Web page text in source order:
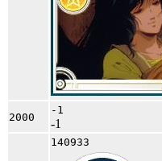
2000
-1
-1
140933